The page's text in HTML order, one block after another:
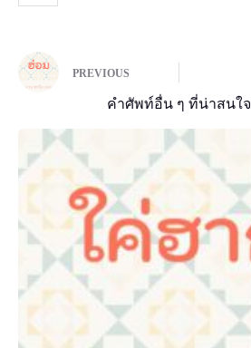
PREVIOUS
คำศัพท์อื่น ๆ ที่น่าสนใจ